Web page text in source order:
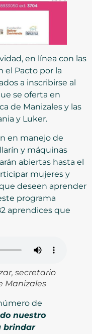
en línea con las
el Pacto por la
a inscribirse al
se oferta en
de Manizales y las
y Luker.
en manejo de
y máquinas
abiertas hasta el
mujeres y
deseen aprender
programa
aprendices que
secretario
Manizales
de
nuestro
brindar